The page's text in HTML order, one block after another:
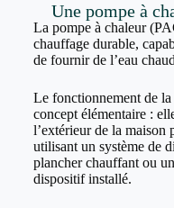
Une pompe à
La pompe à chaleur
chauffage durable,
de fournir de l’eau
Le fonctionnement de la
concept élémentaire :
l’extérieur de la maison
utilisant un système de
plancher chauffant ou
dispositif installé.